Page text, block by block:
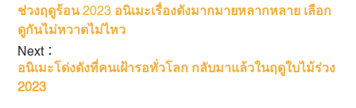
ช่วงฤดูร้อน2023 อนิเมะเรื่องดังมากมายหลากหลาย เลือก
ดูกันไม่หวาดไม่ไหว
Next：
อนิเมะโด่งดังที่คนเฝ้ารอทั่วโลก กลับมาแล้วในฤดูใบไม้ร่วง
2023